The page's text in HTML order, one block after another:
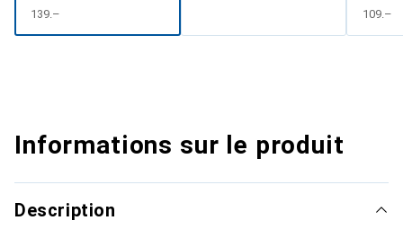
CHF
139.– CHF
109.–
Informations sur le produit
Description